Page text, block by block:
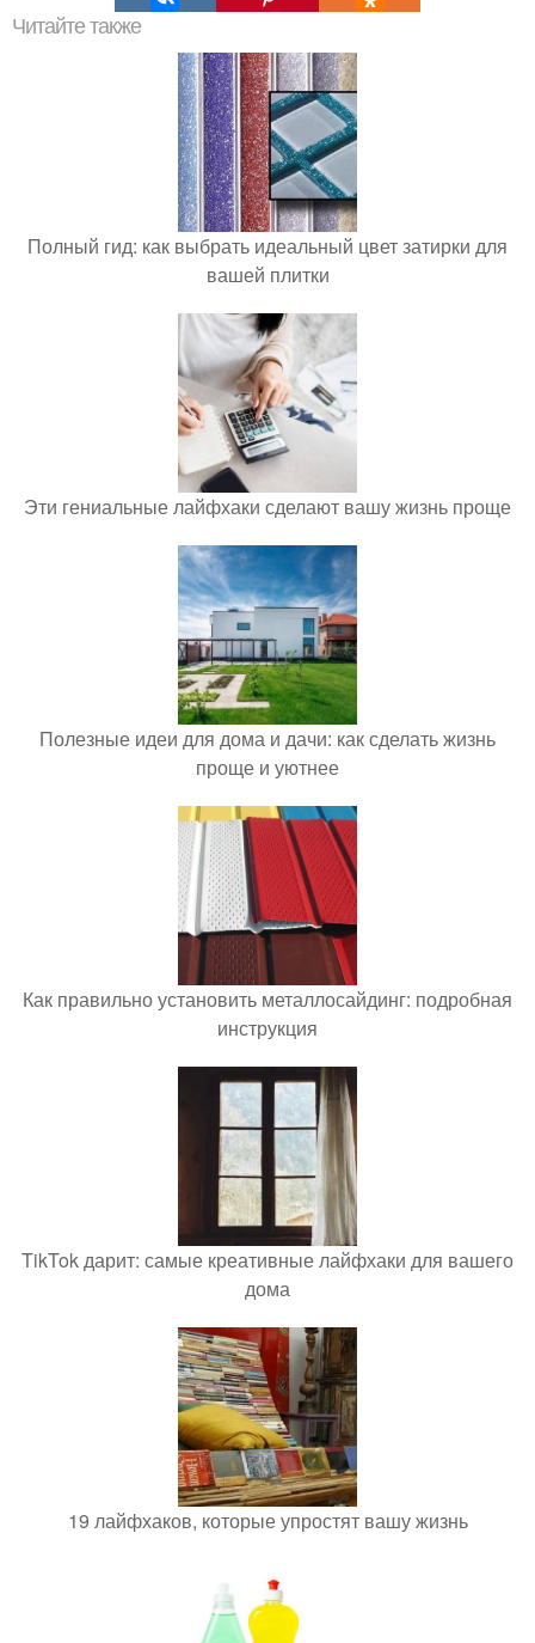
Читайте также
Полный гид: как выбрать идеальный цвет затирки для
вашей плитки
Эти гениальные лайфхаки сделают вашу жизнь проще
Полезные идеи для дома и дачи: как сделать жизнь
проще и уютнее
Как правильно установить металлосайдинг: подробная
инструкция
TikTok дарит: самые креативные лайфхаки для вашего
дома
19 лайфхаков, которые упростят вашу жизнь